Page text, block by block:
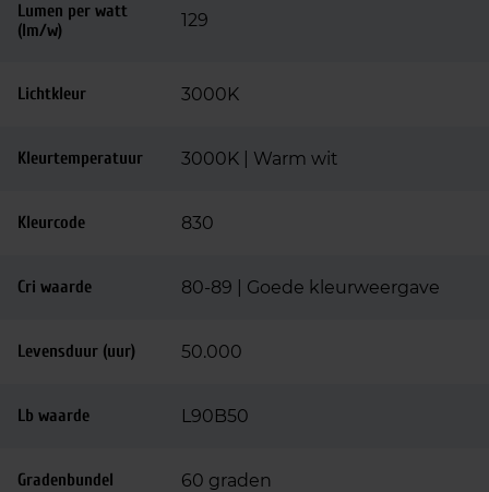
Lumen per watt
(lm/w)
129
Lichtkleur 3000K
Kleurtemperatuur 3000K | Warm wit
Kleurcode 830
Cri waarde 80-89 | Goede kleurweergave
Levensduur (uur) 50.000
Lb waarde L90B50
Gradenbundel 60 graden